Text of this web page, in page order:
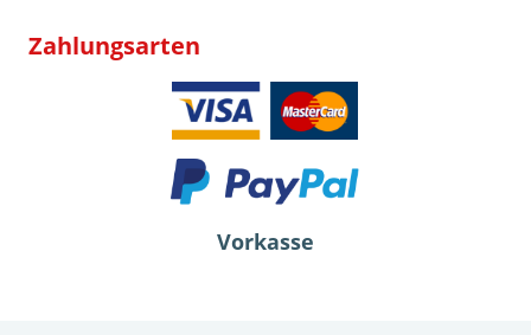
Zahlungsarten
Vorkasse